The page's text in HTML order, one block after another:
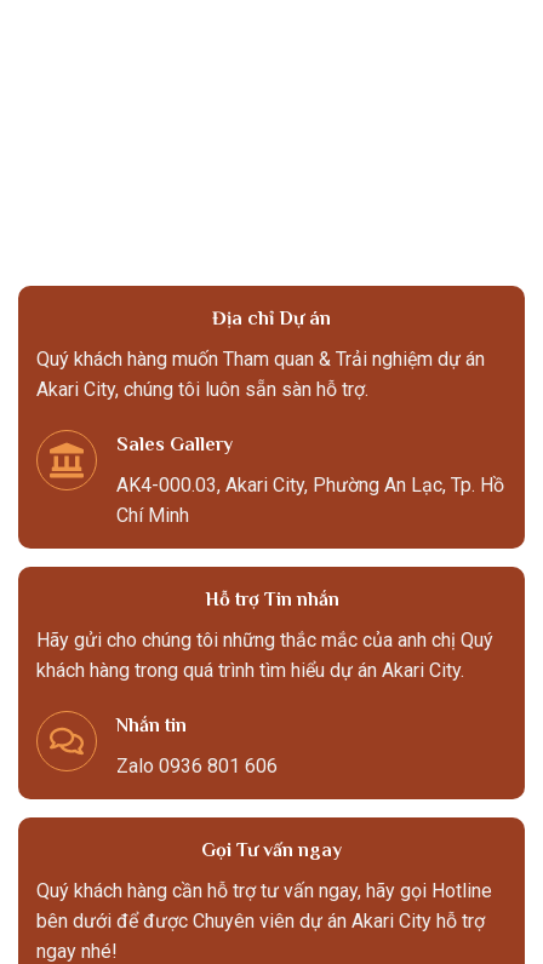
Địa chỉ Dự án
Quý khách hàng muốn Tham quan & Trải nghiệm dự án
Akari City, chúng tôi luôn sẵn sàn hỗ trợ.
Sales Gallery
AK4-000.03, Akari City, Phường An Lạc, Tp. Hồ
Chí Minh
Hỗ trợ Tin nhắn
Hãy gửi cho chúng tôi những thắc mắc của anh chị Quý
khách hàng trong quá trình tìm hiểu dự án Akari City.
Nhắn tin
Zalo 0936 801 606
Gọi Tư vấn ngay
Quý khách hàng cần hỗ trợ tư vấn ngay, hãy gọi Hotline
bên dưới để được Chuyên viên dự án Akari City hỗ trợ
ngay nhé!